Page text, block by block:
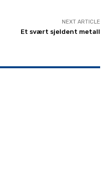
NEXT ARTICLE
Et svært sjeldent metall